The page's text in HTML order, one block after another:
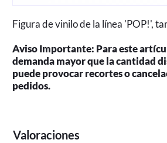
Figura de vinilo de la línea 'POP!',
Aviso Importante: Para este
demanda mayor que la cantidad
puede provocar recortes o
pedidos.
Valoraciones